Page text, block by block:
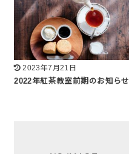
2023年7月21日
2022年紅茶教室前期のお知らせ